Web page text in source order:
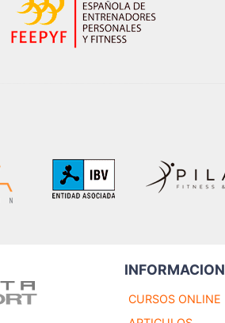
INFORMACION
CURSOS ONLINE